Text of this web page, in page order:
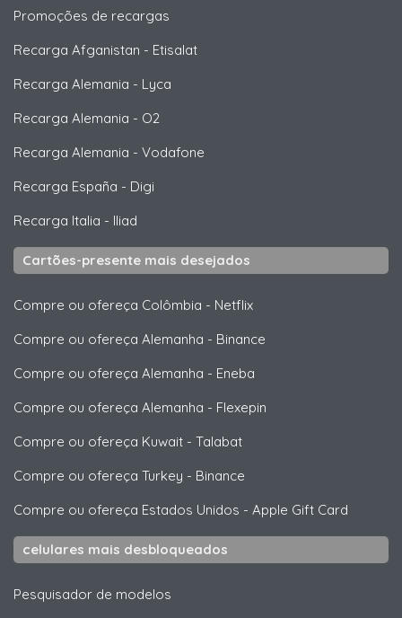
Promoções de recargas
Recarga Afganistan - Etisalat
Recarga Alemania - Lyca
Recarga Alemania - O2
Recarga Alemania - Vodafone
Recarga España - Digi
Recarga Italia - Iliad
Cartões-presente mais desejados
Compre ou ofereça Colômbia - Netflix
Compre ou ofereça Alemanha - Binance
Compre ou ofereça Alemanha - Eneba
Compre ou ofereça Alemanha - Flexepin
Compre ou ofereça Kuwait - Talabat
Compre ou ofereça Turkey - Binance
Compre ou ofereça Estados Unidos - Apple Gift Card
celulares mais desbloqueados
Pesquisador de modelos